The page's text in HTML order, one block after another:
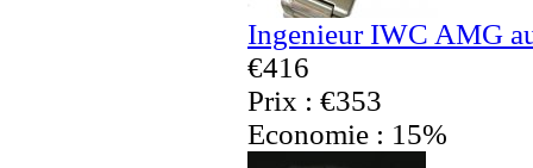
Ingenieur IWC AMG
€416
Prix : €353
Economie : 15%